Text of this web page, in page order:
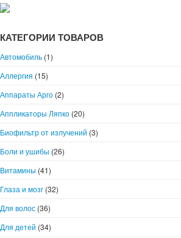
КАТЕГОРИИ ТОВАРОВ
Автомобиль (1)
Аллергия (15)
Аппараты Арго (2)
Аппликаторы Ляпко (20)
Биофильтр от излучений (3)
Боли и ушибы (26)
Витамины (41)
Глаза и мозг (32)
Для волос (36)
Для детей (34)